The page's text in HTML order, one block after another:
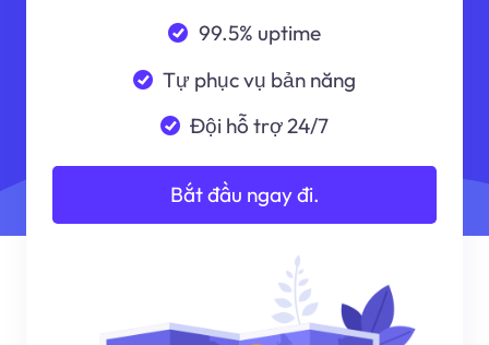
99.5% uptime
Tự phục vụ bản năng
Đội hỗ trợ 24/7
Bắt đầu ngay đi.